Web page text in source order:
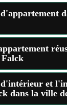
et
dans la ville